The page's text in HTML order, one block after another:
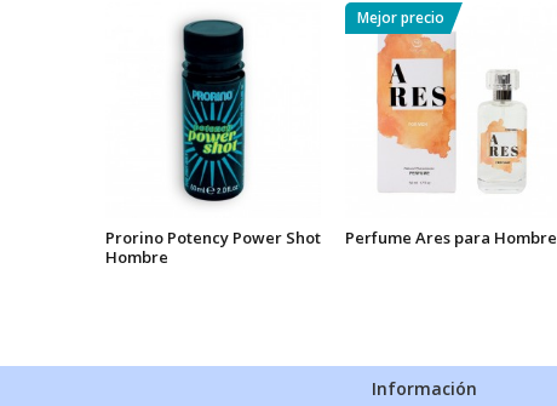
Prorino Potency Power Shot
Hombre
Mejor precio
Perfume Ares para Hombre
Información